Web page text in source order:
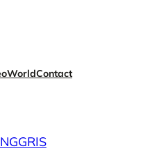
WorldContact